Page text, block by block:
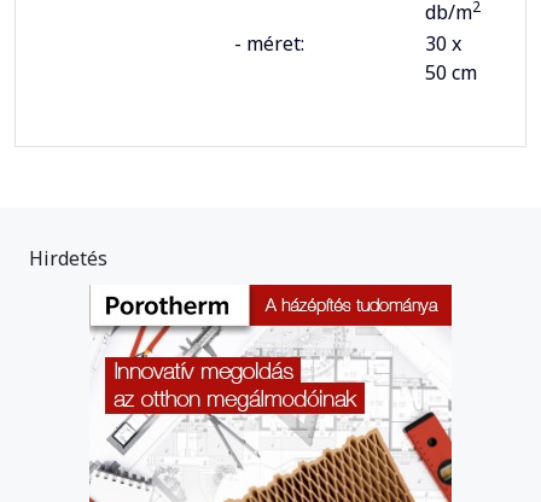
db/m2
- méret:
30 x
50 cm
Hirdetés